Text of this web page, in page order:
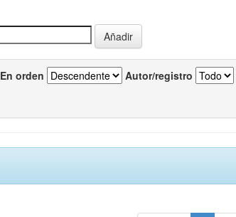
En orden Autor/registro